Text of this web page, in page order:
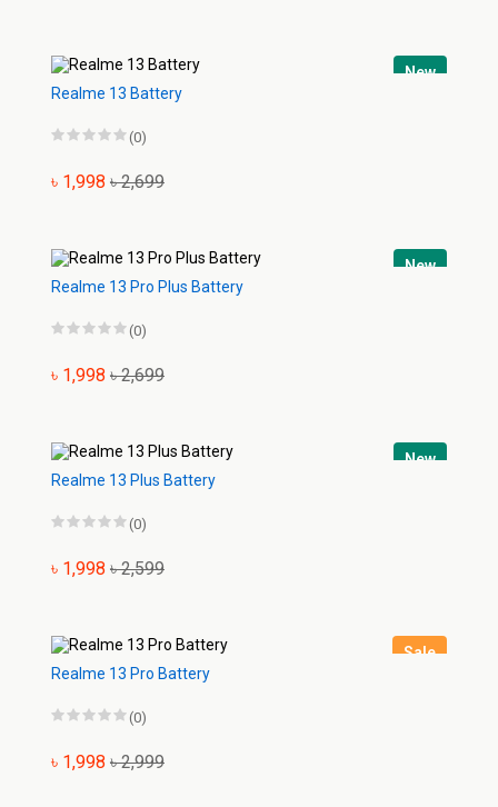
New
Realme 13 Battery
(0)
৳ 1,998 ৳ 2,699
New
Realme 13 Pro Plus Battery
(0)
৳ 1,998 ৳ 2,699
New
Realme 13 Plus Battery
(0)
৳ 1,998 ৳ 2,599
Sale
Realme 13 Pro Battery
(0)
৳ 1,998 ৳ 2,999